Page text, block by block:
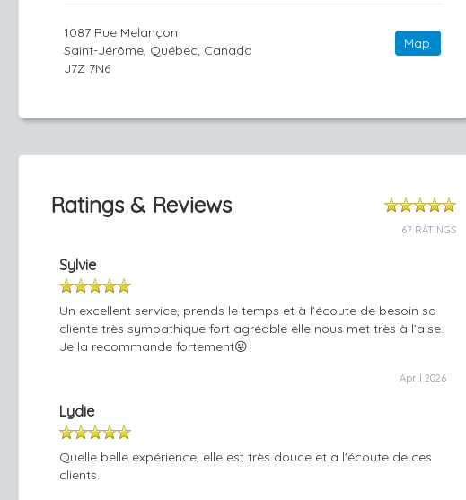
1087 Rue Melançon
Saint-Jérôme, Québec, Canada
J7Z 7N6
Map
Ratings & Reviews
67 RATINGS
Sylvie
Un excellent service, prends le temps et à l’écoute de besoin sa
cliente très sympathique fort agréable elle nous met très à l’aise.
Je la recommande fortement😜
April 2026
Lydie
Quelle belle expérience, elle est très douce et a l'écoute de ces
clients.